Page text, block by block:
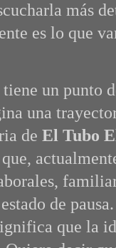
más
es lo que
un punto
una
de El Tubo
de
que la